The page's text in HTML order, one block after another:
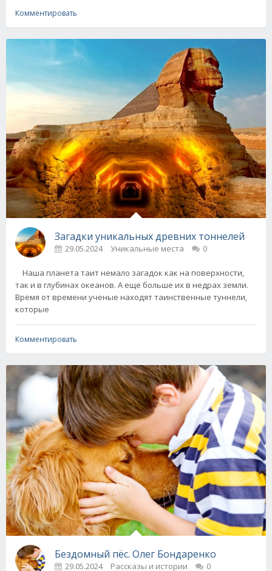
Комментировать
Загадки уникальных древних тоннелей
29.05.2024 Уникальные места 0
Наша планета таит немало загадок как на поверхности,
так и в глубинах океанов. А еще больше их в недрах земли.
Время от времени ученые находят таинственные туннели,
которые
Комментировать
Бездомный пёс. Олег Бондаренко
29.05.2024 Рассказы и истории 0